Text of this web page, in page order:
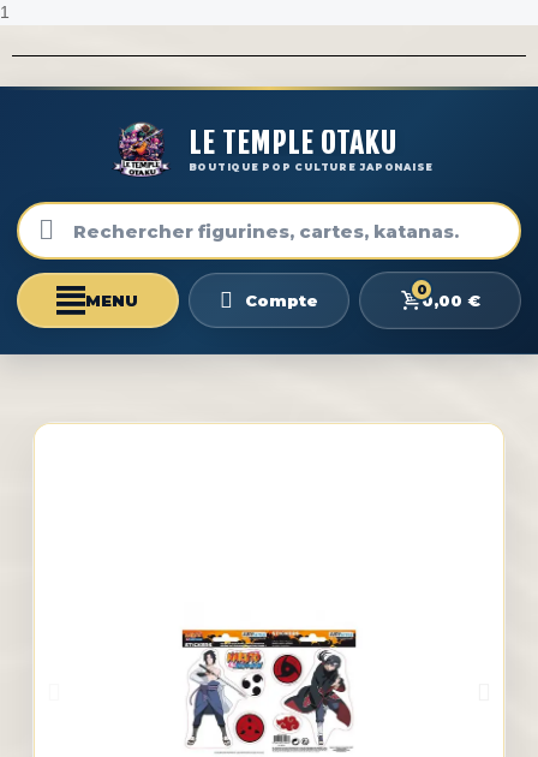
1
LE TEMPLE OTAKU
BOUTIQUE POP CULTURE JAPONAISE
Compte
0
0,00 €